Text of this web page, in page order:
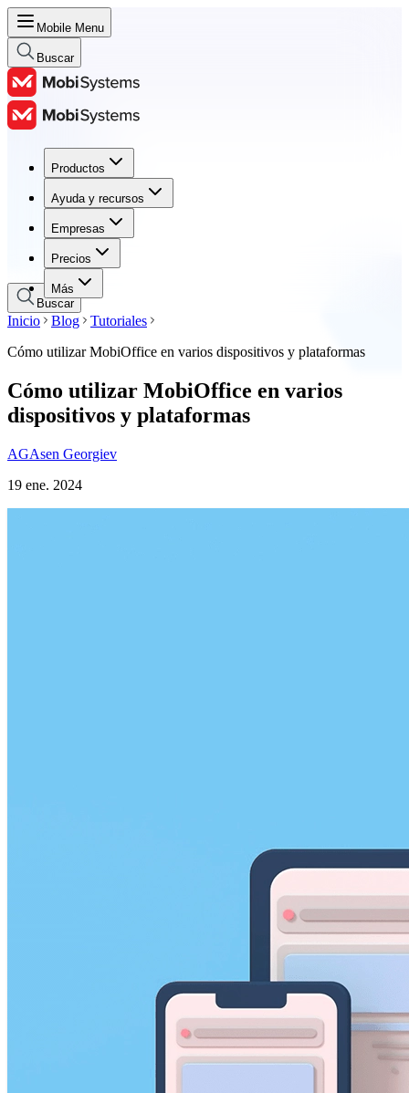
Mobile Menu
Buscar
Productos
Ayuda y recursos
Empresas
Precios
Más
Productos
Ayuda y recursos
Empresas
Precios
Buscar
Inicio Blog
Tutoriales
Cómo utilizar MobiOffice en varios dispositivos y plataformas
Cómo utilizar MobiOffice en varios
dispositivos y plataformas
AGAsen Georgiev
19 ene. 2024